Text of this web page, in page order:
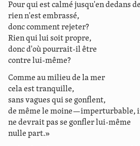
Pour qui est calmé jusqu'en dedans
rien n'est embrassé,
donc comment rejeter?
Rien qui lui soit propre,
donc d'où pourrait-il être
contre lui-même?
Comme au milieu de la mer
cela est tranquille,
sans vagues qui se gonflent,
de même le moine—imperturbable,
ne devrait pas se gonfler lui-même
nulle part.»